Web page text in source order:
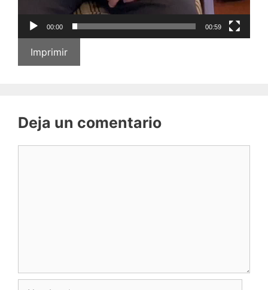
00:00 00:59
Imprimir
Deja un comentario